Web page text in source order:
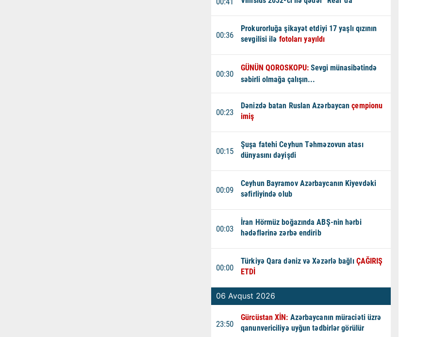
00:36
Prokurorluğa şikayət etdiyi 17 yaşlı qızının
sevgilisi ilə fotoları yayıldı
00:30
GÜNÜN QOROSKOPU:Sevgi münasibətində
səbirli olmağa çalışın...
00:23
Dənizdə batan Ruslan Azərbaycançempionu
imiş
00:15
Şuşa fatehi Ceyhun Təhməzovun atası
dünyasını dəyişdi
00:09
Ceyhun Bayramov Azərbaycanın Kiyevdəki
səfirliyində olub
00:03
İran Hörmüz boğazında ABŞ-nin hərbi
hədəflərinə zərbə endirib
00:00
Türkiyə Qara dəniz və Xəzərlə bağlı ÇAĞIRIŞ
ETDİ
06 Avqust 2026
23:50
Gürcüstan XİN: Azərbaycanın müraciəti üzrə
qanunvericiliyə uyğun tədbirlər görülür